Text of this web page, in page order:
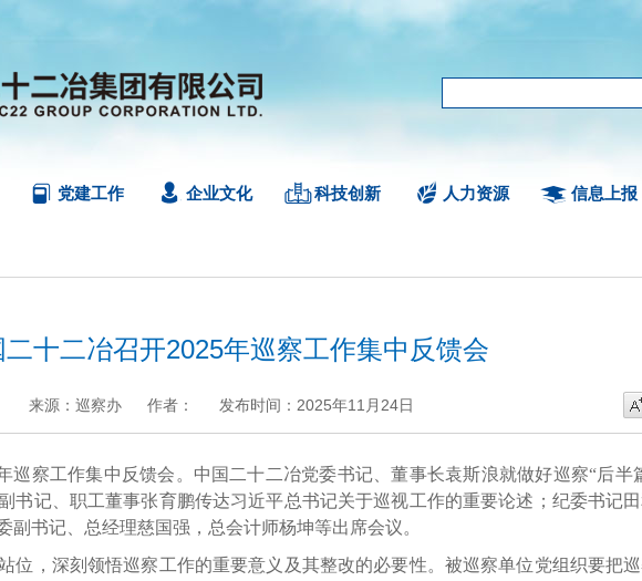
党建工作 企业文化 科技创新 人力资源 信息上报
二十二冶召开2025年巡察工作集中反馈会
来源：巡察办 作者： 发布时间：2025年11月24日
+ . -
巡察工作集中反馈会。中国二十二冶党委书记、董事长袁斯浪就做好巡察“后半
书记、职工董事张育鹏传达习近平总书记关于巡视工作的重要论述；纪委书记
书记、总经理慈国强，总会计师杨坤等出席会议。
，深刻领悟巡察工作的重要意义及其整改的必要性。被巡察单位党组织要把